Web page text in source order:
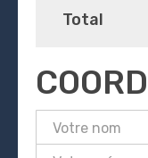
Total